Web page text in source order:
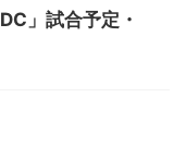
」試合予定・